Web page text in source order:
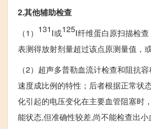
2.其他辅助检查
（1） 131Ⅰ或125Ⅰ纤维蛋白原扫描检
表测得放射剂量超过该点原测量值，
（2）超声多普勒血流计检查和阻抗
速度成比例的特性；后者根据正常状
化引起的电压变化在主要血管阻塞时
能状态,但准确性较差,尚不能检查出